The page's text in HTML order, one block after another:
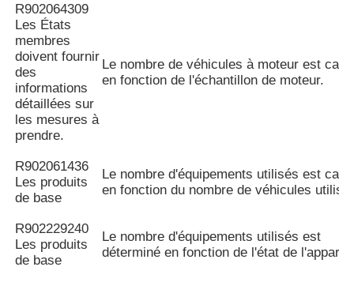
R902064309
Les États
membres
doivent fournir
des
informations
détaillées sur
les mesures à
prendre.
Le nombre de véhicules à moteur est
en fonction de l'échantillon de moteur.
R902061436
Les produits
de base
Le nombre d'équipements utilisés est
en fonction du nombre de véhicules
R902229240
Les produits
de base
Le nombre d'équipements utilisés est
déterminé en fonction de l'état de